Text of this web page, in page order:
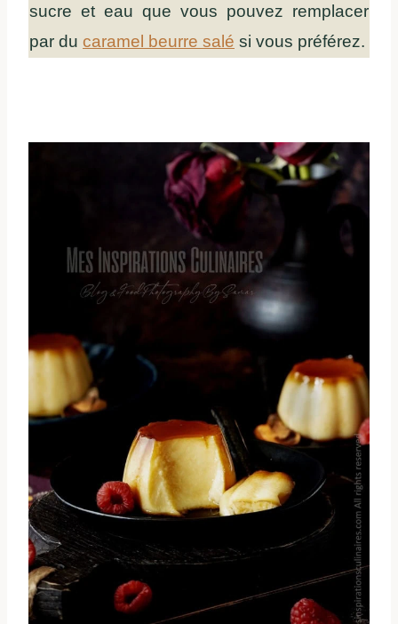
sucre et eau que vous pouvez remplacer
par du caramel beurre salé si vous préférez.